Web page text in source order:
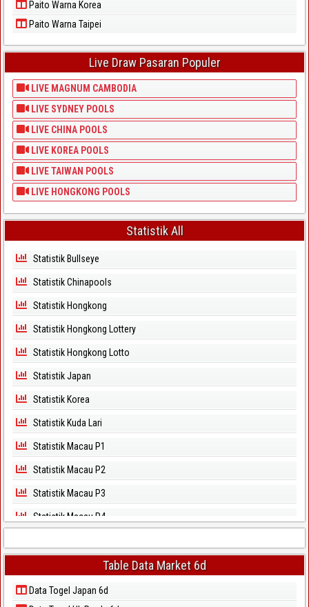
Paito Warna Korea
Paito Warna Taipei
Live Draw Pasaran Populer
LIVE MAGNUM CAMBODIA
LIVE SYDNEY POOLS
LIVE CHINA POOLS
LIVE KOREA POOLS
LIVE TAIWAN POOLS
LIVE HONGKONG POOLS
Statistik All
Statistik Bullseye
Statistik Chinapools
Statistik Hongkong
Statistik Hongkong Lottery
Statistik Hongkong Lotto
Statistik Japan
Statistik Korea
Statistik Kuda Lari
Statistik Macau P1
Statistik Macau P2
Statistik Macau P3
Statistik Macau P4
Statistik Magnum Cambodia
Statistik North Carolina Day
Table Data Market 6d
Data Togel Japan 6d